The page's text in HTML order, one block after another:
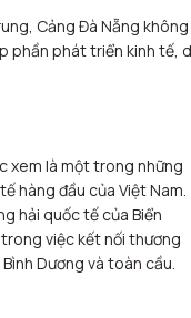
Cảng Đà Nẵng không
phần phát triển kinh tế,
xem là một trong những
hàng đầu của Việt Nam.
hải quốc tế của Biển
việc kết nối thương
Dương và toàn cầu.